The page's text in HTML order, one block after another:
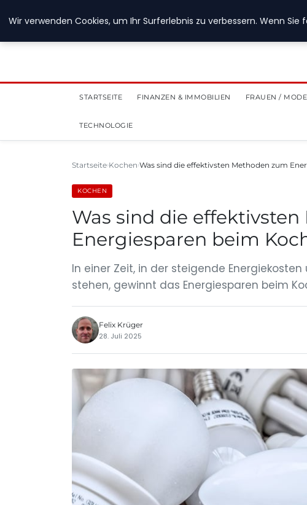
STARTSEITE FINANZEN & IMMOBILIEN FRAUEN / MODE
TECHNOLOGIE
Startseite Kochen Was sind die effektivsten Methoden zum
KOCHEN
Was sind die
Energiesparen beim
In einer Zeit, in der steigende
stehen, gewinnt das Energiesparen beim
Felix Krüger
28. Juli 2025
Wir verwenden Cookies, um Ihr Surferlebnis zu verbessern. Wenn